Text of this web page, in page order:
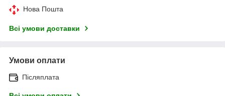
Нова Пошта
Всі умови доставки
Умови оплати
Післяплата